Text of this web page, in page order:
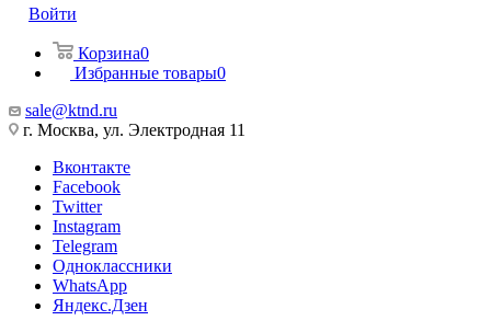
Войти
Корзина0
Избранные товары0
sale@ktnd.ru
г. Москва, ул. Электродная 11
Вконтакте
Facebook
Twitter
Instagram
Telegram
Одноклассники
WhatsApp
Яндекс.Дзен